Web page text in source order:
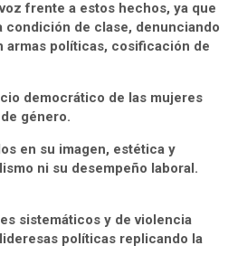
frente a estos hechos, ya que
condición de clase, denunciando
armas políticas, cosificación de
democrático de las mujeres
género.
en su imagen, estética y
ni su desempeño laboral.
sistemáticos y de violencia
políticas replicando la